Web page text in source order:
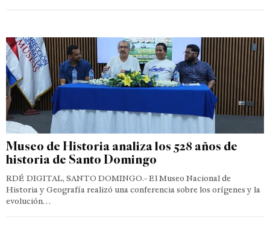
Museo de Historia analiza los 528 años de
historia de Santo Domingo
RDÉ DIGITAL, SANTO DOMINGO.- El Museo Nacional de
Historia y Geografía realizó una conferencia sobre los orígenes y la
evolución…